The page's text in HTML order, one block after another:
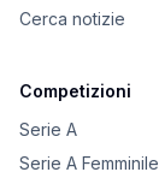
Cerca notizie
Competizioni
Serie A
Serie A Femminile